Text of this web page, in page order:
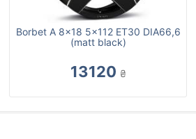
Borbet A 8x18 5x112 ET30 DIA66,6
(matt black)
13120 ₴